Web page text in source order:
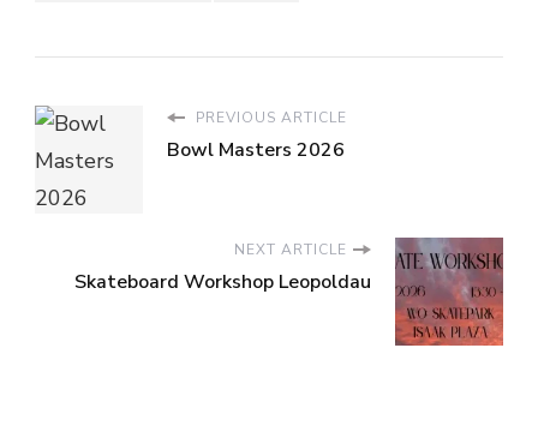
PREVIOUS ARTICLE
Bowl Masters 2026
NEXT ARTICLE
Skateboard Workshop Leopoldau